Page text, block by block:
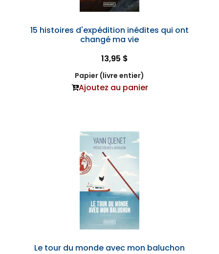
15 histoires d'expédition inédites qui ont
changé ma vie
13,95 $
Papier (livre entier)
Ajoutez au panier
Le tour du monde avec mon baluchon